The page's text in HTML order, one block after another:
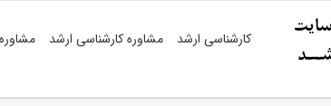
کارشناسی ارشد مشاوره کارشناسی ارشد